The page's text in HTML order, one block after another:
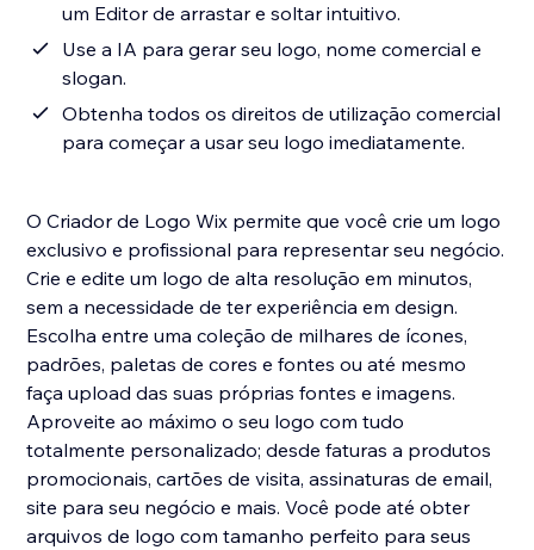
um Editor de arrastar e soltar intuitivo.
Use a IA para gerar seu logo, nome comercial e
slogan.
Obtenha todos os direitos de utilização comercial
para começar a usar seu logo imediatamente.
O Criador de Logo Wix permite que você crie um logo
exclusivo e profissional para representar seu negócio.
Crie e edite um logo de alta resolução em minutos,
sem a necessidade de ter experiência em design.
Escolha entre uma coleção de milhares de ícones,
padrões, paletas de cores e fontes ou até mesmo
faça upload das suas próprias fontes e imagens.
Aproveite ao máximo o seu logo com tudo
totalmente personalizado; desde faturas a produtos
promocionais, cartões de visita, assinaturas de email,
site para seu negócio e mais. Você pode até obter
arquivos de logo com tamanho perfeito para seus